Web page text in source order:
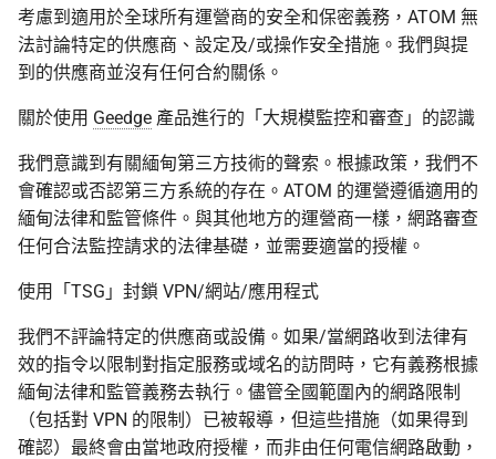
考慮到適用於全球所有運營商的安全和保密義務，ATOM 無
法討論特定的供應商、設定及/或操作安全措施。我們與提
到的供應商並沒有任何合約關係。
關於使用 Geedge 產品進行的「大規模監控和審查」的認識
我們意識到有關緬甸第三方技術的聲索。根據政策，我們不
會確認或否認第三方系統的存在。ATOM 的運營遵循適用的
緬甸法律和監管條件。與其他地方的運營商一樣，網路審查
任何合法監控請求的法律基礎，並需要適當的授權。
使用「TSG」封鎖 VPN/網站/應用程式
我們不評論特定的供應商或設備。如果/當網路收到法律有
效的指令以限制對指定服務或域名的訪問時，它有義務根據
緬甸法律和監管義務去執行。儘管全國範圍內的網路限制
（包括對 VPN 的限制）已被報導，但這些措施（如果得到
確認）最終會由當地政府授權，而非由任何電信網路啟動，